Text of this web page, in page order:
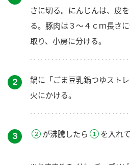
さに切る。にんじんは、皮
る。豚肉は３～４ｃｍ長さ
取り、小房に分ける。
２
鍋に「ごま豆乳鍋つゆスト
火にかける。
３ が沸騰したら を入れ